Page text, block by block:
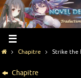
Chapitre Strike the
Chapitre